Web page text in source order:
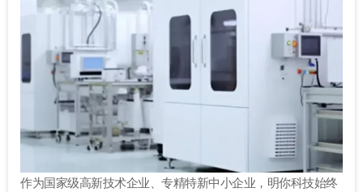
作为国家级高新技术企业、专精特新中小企业，明你科技始终